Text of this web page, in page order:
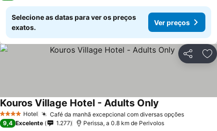
Selecione as datas para ver os preços
exatos.
Ver preços
Partilhar
4 EstrelasHotel Café da manhã excepcional com diversas opções
Kouros Village Hotel - Adults Only
9,4 Excelente 1.277 Perissa, a 0.8 km de Perivolos